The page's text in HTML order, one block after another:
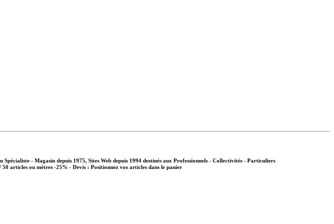
- Magasin depuis 1975, Sites Web depuis 1994 destinés aux Professionnels - Collectivités - Particuliers
articles ou mètres -25% - Devis : Positionnez vos articles dans le panier